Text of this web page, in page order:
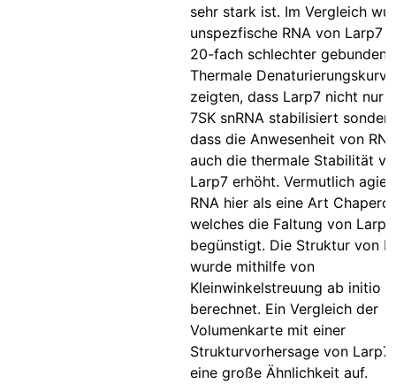
sehr stark ist. Im Vergleich
unspezfische RNA von Larp7
20-fach schlechter gebunden.
Thermale
zeigten, dass Larp7 nicht nur
7SK snRNA stabilisiert sondern
dass die Anwesenheit von
auch die thermale Stabilität
Larp7 erhöht. Vermutlich
RNA hier als eine Art
welches die Faltung von Larp7
begünstigt. Die Struktur von
wurde mithilfe von
Kleinwinkelstreuung ab initio
berechnet. Ein Vergleich der
Volumenkarte mit einer
Strukturvorhersage von Larp7
eine große Ähnlichkeit auf.